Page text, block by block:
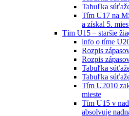
Tabuľka
Tím U17 na
a získal 5.
Tím U15 – staršie
info o tíme
Rozpis
Rozpis
Tabuľka
Tabuľka
Tím U2010
mieste
Tím U15 v
absolvuje